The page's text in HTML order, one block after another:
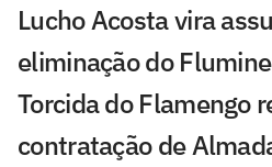
Lucho Acosta vira
eliminação do
Torcida do Flamengo
contratação de